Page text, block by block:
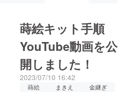
蒔絵キット手順
YouTube動画を公
開しました！
2023/07/10 16:42
蒔絵 まきえ
金継ぎ